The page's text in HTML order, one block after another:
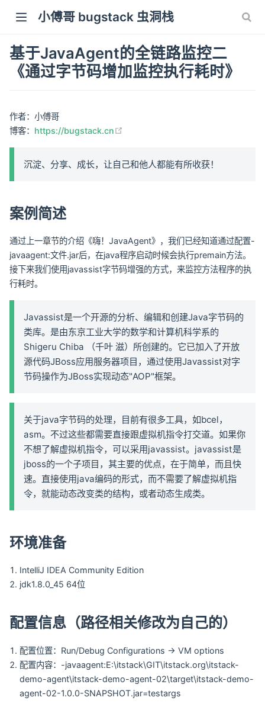
小傅哥 bugstack 虫洞栈
基于JavaAgent的全链路监控二
《通过字节码增加监控执行耗时》
作者：小傅哥
博客： https://bugstack.cn
沉淀、分享、成长，让自己和他人都能有所收获！
案例简述
通过上一章节的介绍《嗨！JavaAgent》，我们已经知道通过配置-
javaagent:文件.jar后，在java程序启动时候会执行premain方法。
接下来我们使用javassist字节码增强的方式，来监控方法程序的执
行耗时。
Javassist是一个开源的分析、编辑和创建Java字节码的
类库。是由东京工业大学的数学和计算机科学系的
Shigeru Chiba （千叶 滋）所创建的。它已加入了开放
源代码JBoss应用服务器项目，通过使用Javassist对字
节码操作为JBoss实现动态"AOP"框架。
关于java字节码的处理，目前有很多工具，如bcel，
asm。不过这些都需要直接跟虚拟机指令打交道。如果你
不想了解虚拟机指令，可以采用javassist。javassist是
jboss的一个子项目，其主要的优点，在于简单，而且快
速。直接使用java编码的形式，而不需要了解虚拟机指
令，就能动态改变类的结构，或者动态生成类。
环境准备
IntelliJ IDEA Community Edition
jdk1.8.0_45 64位
配置信息（路径相关修改为自己的）
配置位置：Run/Debug Configurations -> VM options
配置内容：-javaagent:E:\itstack\GIT\itstack.org\itstack-
demo-agent\itstack-demo-agent-02\target\itstack-demo-
agent-02-1.0.0-SNAPSHOT.jar=testargs